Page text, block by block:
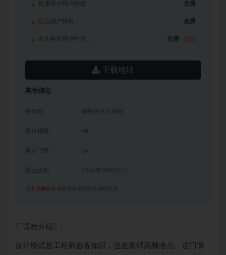
普通用户用户特权： 免费
会员用户特权： 免费
永久会员用户特权： 免费
下载地址
其他信息
有效期 购买后永久有效
累计销量 48
累计下载 14
2026年08月01日
点击开通会员 免费享有本站所有课程资源
〖课程介绍〗:
设计模式是工程师必备知识，也是面试高频考点。这门课